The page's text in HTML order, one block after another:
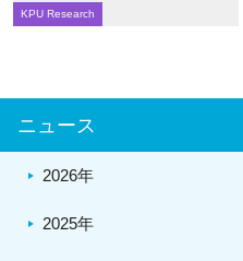
KPU Research
ニュース
2026年
2025年